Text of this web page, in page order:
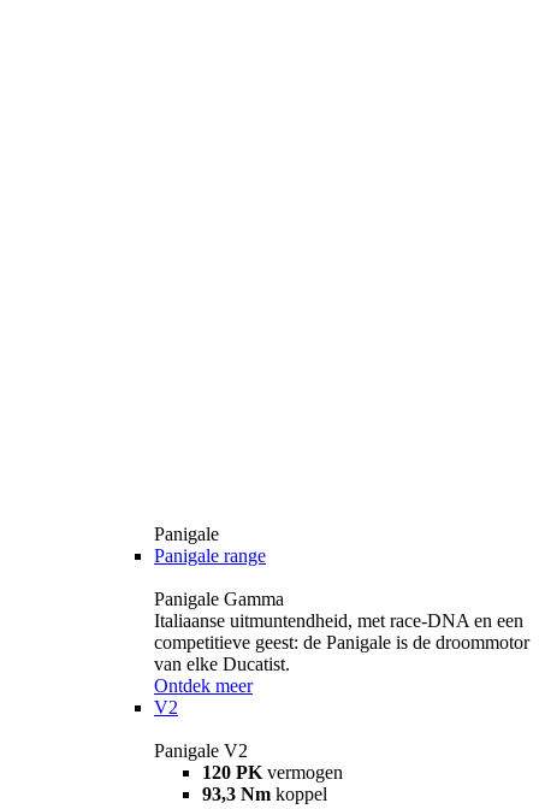
Panigale
Panigale range
Panigale Gamma
Italiaanse uitmuntendheid, met race-DNA en een
competitieve geest: de Panigale is de droommotor
van elke Ducatist.
Ontdek meer
V2
Panigale V2
120 PK vermogen
93,3 Nm koppel